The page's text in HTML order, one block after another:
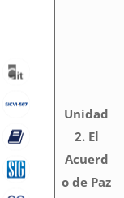
Unidad
2. El
Acuerd
o de Paz